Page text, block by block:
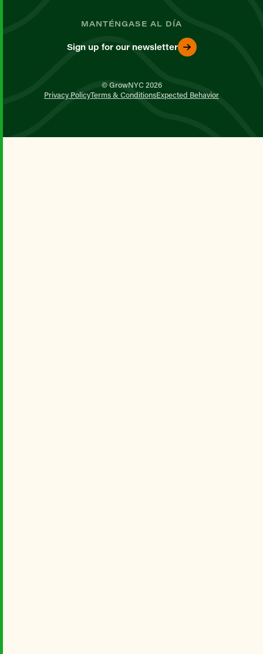
MANTÉNGASE AL DÍA
Sign up for our newsletter
© GrowNYC 2026
Privacy PolicyTerms & ConditionsExpected Behavior